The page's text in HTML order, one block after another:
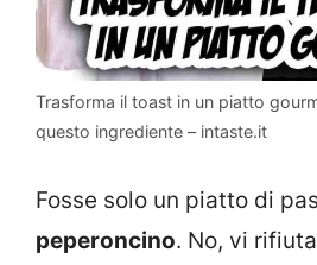
Trasforma il toast in un piatto
questo ingrediente – intaste.it
Fosse solo un piatto di
peperoncino. No, vi